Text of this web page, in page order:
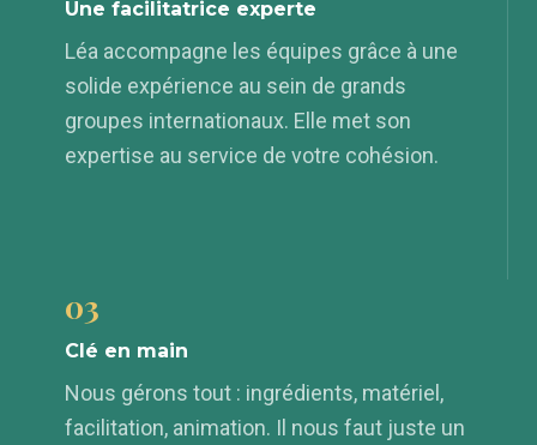
Une facilitatrice experte
Léa accompagne les équipes grâce à une
solide expérience au sein de grands
groupes internationaux. Elle met son
expertise au service de votre cohésion.
03
Clé en main
Nous gérons tout : ingrédients, matériel,
facilitation, animation. Il nous faut juste un